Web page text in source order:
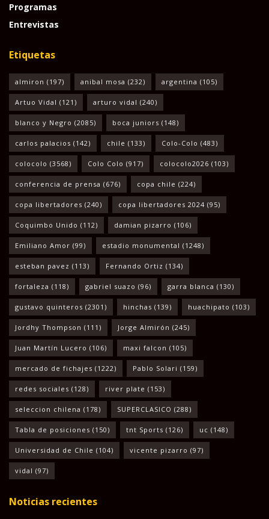
Programas
Entrevistas
Etiquetas
almiron (197) anibal mosa (232) argentina (105)
Artuo Vidal (121) arturo vidal (240)
blanco y Negro (2085) boca juniors (148)
carlos palacios (142) chile (133) Colo-Colo (483)
colocolo (3568) Colo Colo (917) colocolo2026 (103)
conferencia de prensa (676) copa chile (224)
copa libertadores (240) copa libertadores 2024 (95)
Coquimbo Unido (112) damian pizarro (106)
Emiliano Amor (99) estadio monumental (1248)
esteban pavez (113) Fernando Ortiz (134)
fortaleza (118) gabriel suazo (96) garra blanca (130)
gustavo quinteros (2301) hinchas (139) huachipato (103)
Jordhy Thompson (111) Jorge Almirón (245)
Juan Martín Lucero (106) maxi falcon (105)
mercado de fichajes (1222) Pablo Solari (159)
redes sociales (128) river plate (153)
seleccion chilena (178) SUPERCLASICO (288)
Tabla de posiciones (150) tnt Sports (126) uc (148)
Universidad de Chile (104) vicente pizarro (97)
vidal (97)
Noticias recientes